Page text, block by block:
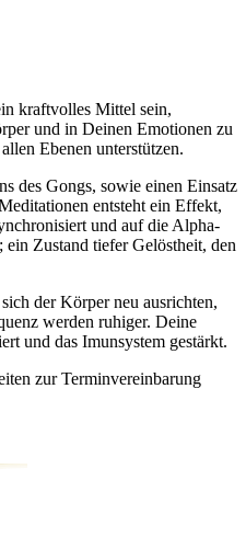
kraftvolles Mittel sein,
und in Deinen Emotionen zu
Ebenen unterstützen.
des Gongs, sowie einen Einsatz
entsteht ein Effekt,
und auf die Alpha-
Zustand tiefer Gelöstheit, den
der Körper neu ausrichten,
werden ruhiger. Deine
und das Imunsystem gestärkt.
zur Terminvereinbarung